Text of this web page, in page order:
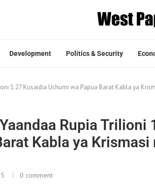
Development Politics & Security
1.27 Kusaidia Uchumi wa Papua Barat Kabla ya
Rupia Trilioni
Kabla ya Krismasi
0 comment